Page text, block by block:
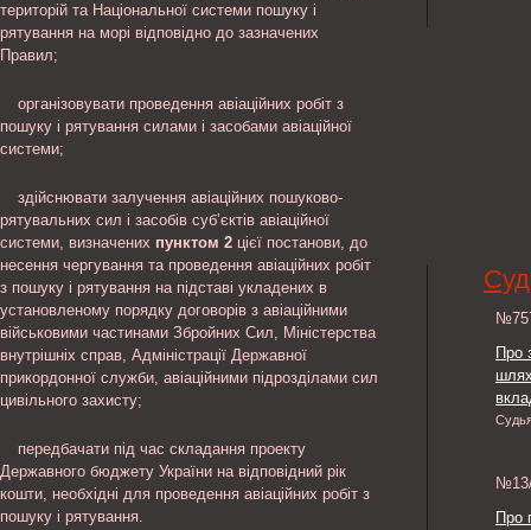
територій та Національної системи пошуку і
рятування на морі відповідно до зазначених
Правил;
організовувати проведення авіаційних робіт з
пошуку і рятування силами і засобами авіаційної
системи;
здійснювати залучення авіаційних пошуково-
рятувальних сил і засобів суб’єктів авіаційної
системи, визначених пунктом 2 цієї постанови, до
несення чергування та проведення авіаційних робіт
з пошуку і рятування на підставі укладених в
установленому порядку договорів з авіаційними
військовими частинами Збройних Сил, Міністерства
внутрішніх справ, Адміністрації Державної
прикордонної служби, авіаційними підрозділами сил
цивільного захисту;
передбачати під час складання проекту
Державного бюджету України на відповідний рік
кошти, необхідні для проведення авіаційних робіт з
пошуку і рятування.
Про
Про